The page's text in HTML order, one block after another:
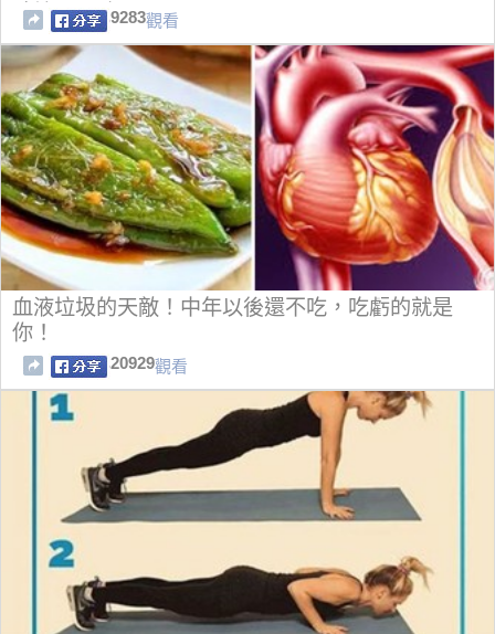
臉垮反回嗆！
9283觀看
血液垃圾的天敵！中年以後還不吃，吃虧的就是
你！
20929觀看